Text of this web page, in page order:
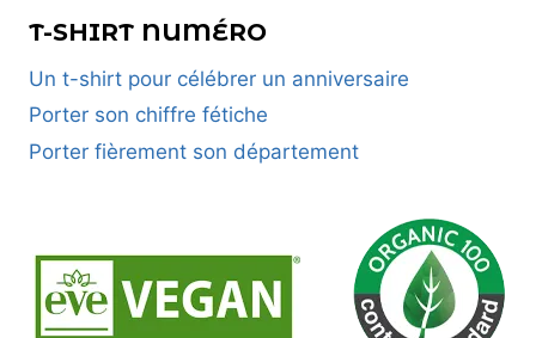
T-SHIRT NUMÉRO
Un t-shirt pour célébrer un anniversaire
Porter son chiffre fétiche
Porter fièrement son département